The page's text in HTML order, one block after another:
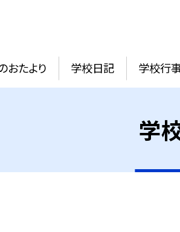
おたより 学校日記 学校行
学